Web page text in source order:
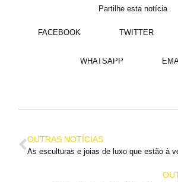
Partilhe esta notícia
FACEBOOK TWITTER
WHATSAPP
OUTRAS NOTÍCIAS